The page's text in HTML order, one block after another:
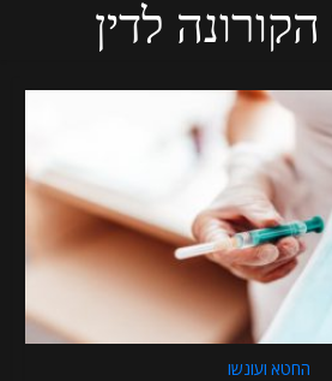
לדין
החטא ועונשו